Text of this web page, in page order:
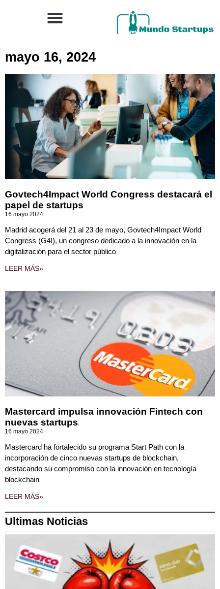
mayo 16, 2024
Govtech4Impact World Congress destacará el
papel de startups
16 mayo 2024
Madrid acogerá del 21 al 23 de mayo, Govtech4Impact World
Congress (G4I), un congreso dedicado a la innovación en la
digitalización para el sector público
LEER MÁS»
Mastercard impulsa innovación Fintech con
nuevas startups
16 mayo 2024
Mastercard ha fortalecido su programa Start Path con la
incorporación de cinco nuevas startups de blockchain,
destacando su compromiso con la innovación en tecnología
blockchain
LEER MÁS»
Ultimas Noticias